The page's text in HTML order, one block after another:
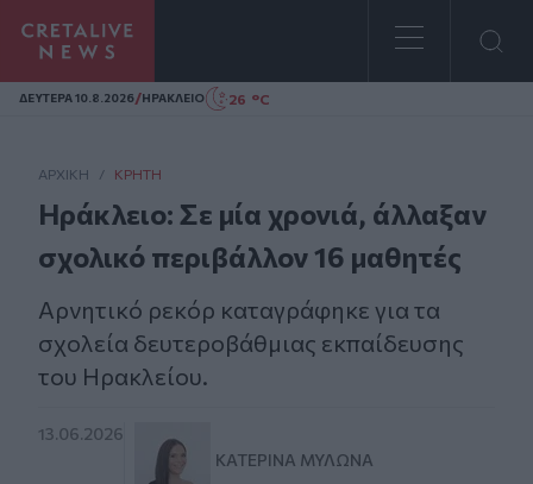
Homepage
ΔΕΥΤΕΡΑ 10.8.2026/ΗΡΑΚΛΕΙΟ 26 °C
ΑΡΧΙΚΗ / ΚΡΉΤΗ
Ηράκλειο: Σε μία χρονιά, άλλαξαν
σχολικό περιβάλλον 16 μαθητές
Αρνητικό ρεκόρ καταγράφηκε για τα
σχολεία δευτεροβάθμιας εκπαίδευσης
του Ηρακλείου.
13.06.2026
ΚΑΤΕΡΊΝΑ ΜΥΛΩΝΆ